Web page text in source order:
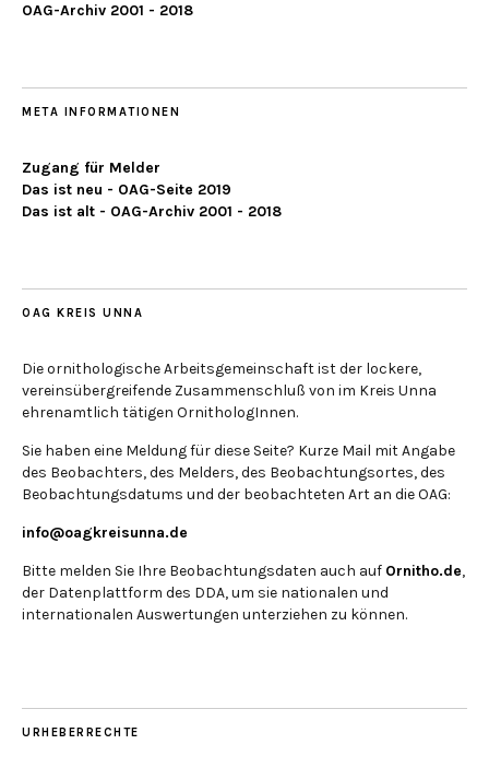
OAG-Archiv 2001 - 2018
META INFORMATIONEN
Zugang für Melder
Das ist neu - OAG-Seite 2019
Das ist alt - OAG-Archiv 2001 - 2018
OAG KREIS UNNA
Die ornithologische Arbeitsgemeinschaft ist der lockere,
vereinsübergreifende Zusammenschluß von im Kreis Unna
ehrenamtlich tätigen OrnithologInnen.
Sie haben eine Meldung für diese Seite? Kurze Mail mit Angabe
des Beobachters, des Melders, des Beobachtungsortes, des
Beobachtungsdatums und der beobachteten Art an die OAG:
info@oagkreisunna.de
Bitte melden Sie Ihre Beobachtungsdaten auch auf Ornitho.de,
der Datenplattform des DDA, um sie nationalen und
internationalen Auswertungen unterziehen zu können.
URHEBERRECHTE